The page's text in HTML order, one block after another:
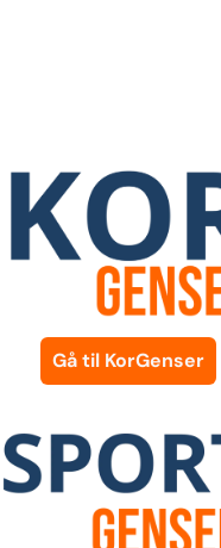
Gå til KorGenser